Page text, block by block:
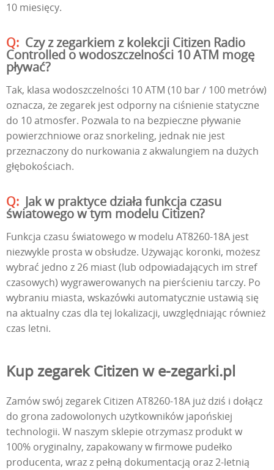
10 miesięcy.
Czy z zegarkiem z kolekcji Citizen Radio
Controlled o wodoszczelności 10 ATM mogę
pływać?
Tak, klasa wodoszczelności 10 ATM (10 bar / 100 metrów)
oznacza, że zegarek jest odporny na ciśnienie statyczne
do 10 atmosfer. Pozwala to na bezpieczne pływanie
powierzchniowe oraz snorkeling, jednak nie jest
przeznaczony do nurkowania z akwalungiem na dużych
głębokościach.
Jak w praktyce działa funkcja czasu
światowego w tym modelu Citizen?
Funkcja czasu światowego w modelu AT8260-18A jest
niezwykle prosta w obsłudze. Używając koronki, możesz
wybrać jedno z 26 miast (lub odpowiadających im stref
czasowych) wygrawerowanych na pierścieniu tarczy. Po
wybraniu miasta, wskazówki automatycznie ustawią się
na aktualny czas dla tej lokalizacji, uwzględniając również
czas letni.
Kup zegarek Citizen w e-zegarki.pl
Zamów swój zegarek Citizen AT8260-18A już dziś i dołącz
do grona zadowolonych użytkowników japońskiej
technologii. W naszym sklepie otrzymasz produkt w
100% oryginalny, zapakowany w firmowe pudełko
producenta, wraz z pełną dokumentacją oraz 2-letnią